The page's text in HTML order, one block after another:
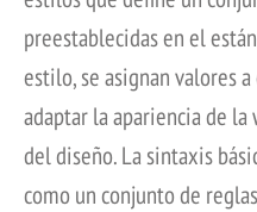
preestablecidas en el
estilo, se asignan valores
adaptar la apariencia de la
del diseño. La sintaxis
como un conjunto de